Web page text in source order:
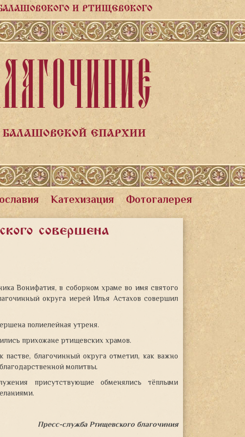
И РТИЩЕВСКОГО
ЕПАРХИИ
Катехизация Фотогалерея
совершена
Вонифатия, в соборном храме во имя святого
округа иерей Илья Астахов совершил
полиелейная утреня.
прихожане ртищевских храмов.
благочинный округа отметил, как важно
молитвы.
присутствующие обменялись тёплыми
Пресс-служба Ртищевского благочиния